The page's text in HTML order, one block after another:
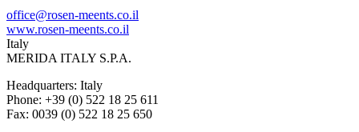
office@rosen-meents.co.il
www.rosen-meents.co.il
Italy
MERIDA ITALY S.P.A.
Headquarters: Italy
Phone: +39 (0) 522 18 25 611
Fax: 0039 (0) 522 18 25 650